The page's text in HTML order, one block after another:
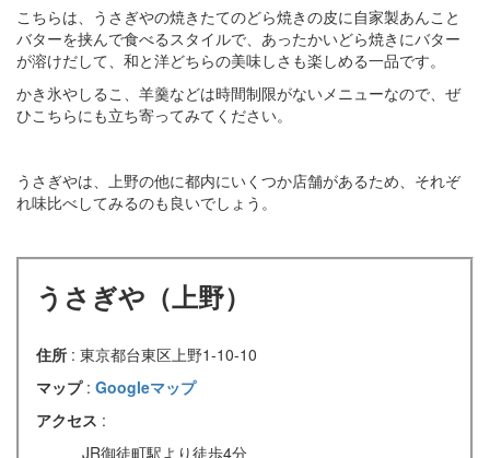
こちらは、うさぎやの焼きたてのどら焼きの皮に自家製あんこと
バターを挟んで食べるスタイルで、あったかいどら焼きにバター
が溶けだして、和と洋どちらの美味しさも楽しめる一品です。
かき氷やしるこ、羊羹などは時間制限がないメニューなので、ぜ
ひこちらにも立ち寄ってみてください。
うさぎやは、上野の他に都内にいくつか店舗があるため、それぞ
れ味比べしてみるのも良いでしょう。
うさぎや（上野）
住所 : 東京都台東区上野1-10-10
マップ : Googleマップ
アクセス :
JR御徒町駅より徒歩4分